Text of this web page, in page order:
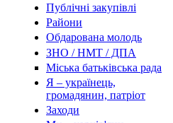
Публічні закупівлі
Райони
Обдарована молодь
ЗНО / НМТ / ДПА
Міська батьківська рада
Я – українець,
громадянин, патріот
Заходи